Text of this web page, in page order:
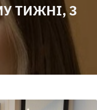
ТИЖНІ, 3